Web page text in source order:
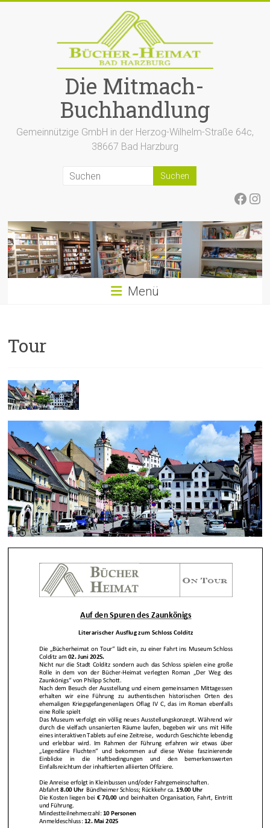
Die Mitmach-
Buchhandlung
Gemeinnützige GmbH in der Herzog-Wilhelm-Straße 64c,
38667 Bad Harzburg
Menü
Tour